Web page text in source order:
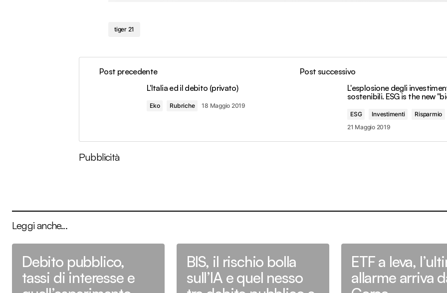
tiger 21
Post precedente
L'Italia ed il debito (privato)
Eko Rubriche 18 Maggio 2019
Post successivo
L'esplosione degli
sostenibili. ESG is the new
ESG Investimenti
Risparmio
21 Maggio 2019
Pubblicità
Leggi anche...
Debito pubblico,
tassi di interesse e
BIS, il rischio bolla
sull’IA e quel nesso
ETF a leva,
allarme arriva